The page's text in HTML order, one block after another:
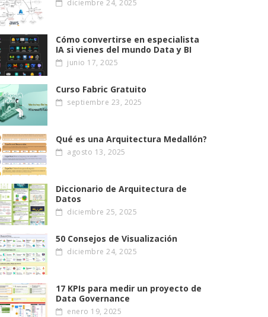
diciembre 24, 2025
Cómo convertirse en especialista
IA si vienes del mundo Data y BI
junio 17, 2025
Curso Fabric Gratuito
septiembre 23, 2025
Qué es una Arquitectura Medallón?
agosto 13, 2025
Diccionario de Arquitectura de
Datos
diciembre 25, 2025
50 Consejos de Visualización
diciembre 24, 2025
17 KPIs para medir un proyecto de
Data Governance
enero 19, 2025